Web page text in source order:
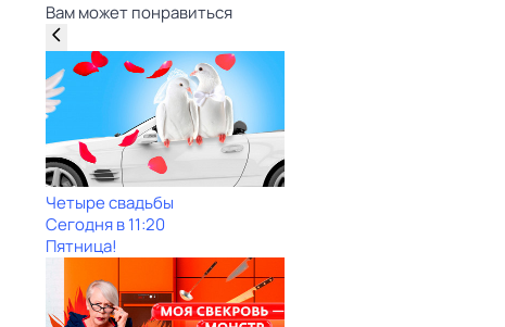
Вам может понравиться
Четыре свадьбы
Сегодня в 11:20
Пятница!